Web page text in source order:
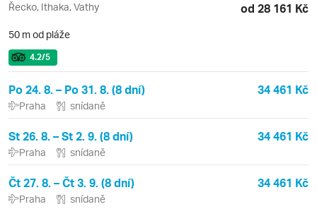
Řecko, Ithaka, Vathy od 28 161 Kč
50 m od pláže
4.2/5
Po 24. 8. – Po 31. 8. (8 dní) 34 461 Kč
Praha snídaně
St 26. 8. – St 2. 9. (8 dní) 34 461 Kč
Praha snídaně
Čt 27. 8. – Čt 3. 9. (8 dní) 34 461 Kč
Praha snídaně